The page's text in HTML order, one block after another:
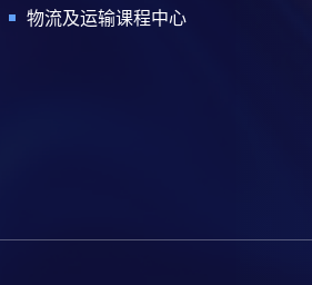
物流及运输课程中心